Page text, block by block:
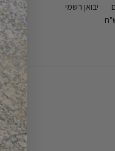
יבואן רשמי